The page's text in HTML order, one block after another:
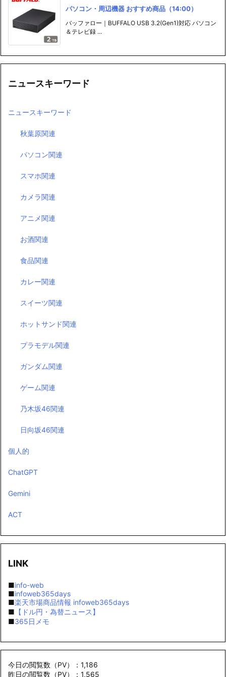
パソコン・周辺機器 おすすめ商品（14:00）
バッファロー｜BUFFALO USB 3.2(Gen1)対応 パソコン
＆テレビ録 ...
ニュースキーワード
ニュースキーワード
秋葉原関連
パソコン関連
スマホ関連
カメラ関連
アニメ関連
お酒関連
食品関連
カレー関連
スイーツ関連
ホットサンド関連
プラモデル関連
ガンダム関連
ゲーム関連
乃木坂46関連
日向坂46関連
個人的
ChatGPT
Gemini
ACT
LINK
■info-web
■infoweb365days
■楽天市場商品情報 infoweb365days
■ 【ドル円・為替ニュース】
■365日メモ
今日の閲覧数（PV）：1,186
昨日の閲覧数（PV）：1,565